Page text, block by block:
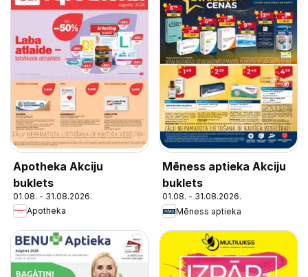
Apotheka Akciju
buklets
01.08. - 31.08.2026.
Apotheka
Mēness aptieka Akciju
buklets
01.08. - 31.08.2026.
Mēness aptieka